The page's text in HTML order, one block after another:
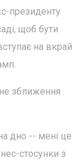
президенту
щоб бути
на вкрай
зближення
дно -- мені це
стосунки з